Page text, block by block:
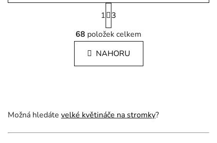
Ovládací prvky výpisu
Stránkování
1
3
68 položek celkem
NAHORU
Možná hledáte velké květináče na stromky?